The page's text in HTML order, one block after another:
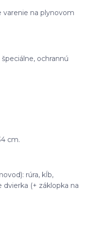
varenie na plynovom
ochrannú
cm.
rúra, kĺb,
dvierka (+ záklopka na